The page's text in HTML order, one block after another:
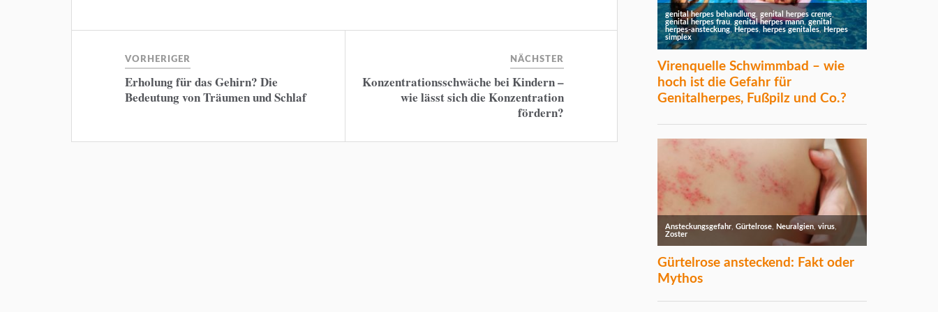
VORHERIGER
Erholung für das Gehirn? Die
Bedeutung von Träumen und Schlaf
NÄCHSTER
Konzentrationsschwäche bei Kindern –
wie lässt sich die Konzentration
fördern?